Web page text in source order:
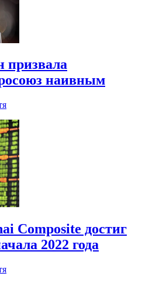
призвала
наивным
Composite достиг
2022 года